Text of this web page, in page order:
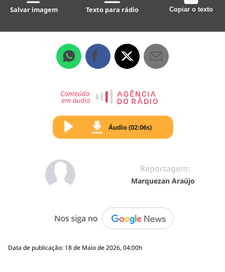
Salvar imagem Texto para rádio Copiar o texto
Áudio (02:06s)
Reportagem:
Marquezan Araújo
Data de publicação: 18 de Maio de 2026, 04:00h